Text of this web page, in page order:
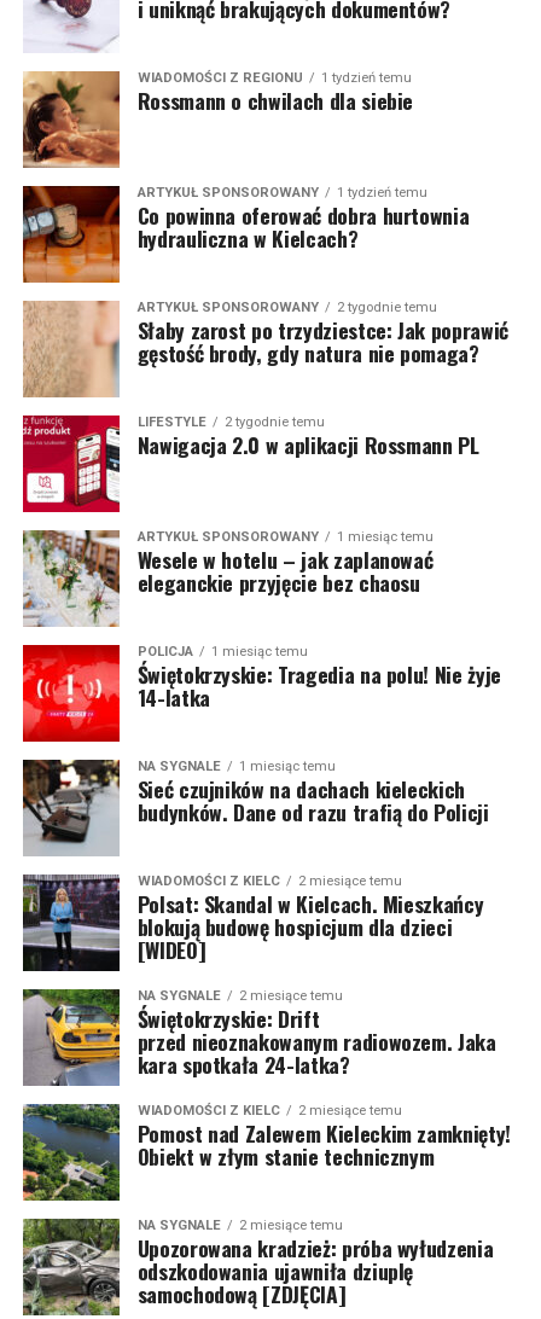
i uniknąć brakujących dokumentów?
WIADOMOŚCI Z REGIONU 1 tydzień temu
Rossmann o chwilach dla siebie
ARTYKUŁ SPONSOROWANY 1 tydzień temu
Co powinna oferować dobra hurtownia
hydrauliczna w Kielcach?
ARTYKUŁ SPONSOROWANY 2 tygodnie temu
Słaby zarost po trzydziestce: Jak poprawić
gęstość brody, gdy natura nie pomaga?
LIFESTYLE 2 tygodnie temu
Nawigacja 2.0 w aplikacji Rossmann PL
ARTYKUŁ SPONSOROWANY 1 miesiąc temu
Wesele w hotelu – jak zaplanować
eleganckie przyjęcie bez chaosu
POLICJA 1 miesiąc temu
Świętokrzyskie: Tragedia na polu! Nie żyje
14-latka
NA SYGNALE 1 miesiąc temu
Sieć czujników na dachach kieleckich
budynków. Dane od razu trafią do Policji
WIADOMOŚCI Z KIELC 2 miesiące temu
Polsat: Skandal w Kielcach. Mieszkańcy
blokują budowę hospicjum dla dzieci
[WIDEO]
NA SYGNALE 2 miesiące temu
Świętokrzyskie: Drift
przed nieoznakowanym radiowozem. Jaka
kara spotkała 24-latka?
WIADOMOŚCI Z KIELC 2 miesiące temu
Pomost nad Zalewem Kieleckim zamknięty!
Obiekt w złym stanie technicznym
NA SYGNALE 2 miesiące temu
Upozorowana kradzież: próba wyłudzenia
odszkodowania ujawniła dziuplę
samochodową [ZDJĘCIA]